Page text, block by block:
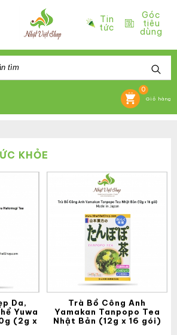
Tin
tức
Góc
tiêu
dùng
Giỏ hàng
0
KHỎE
Da,
Yuwa
(2g x
Trà Bồ Công Anh
Yamakan Tanpopo Tea
Nhật Bản (12g x 16 gói)